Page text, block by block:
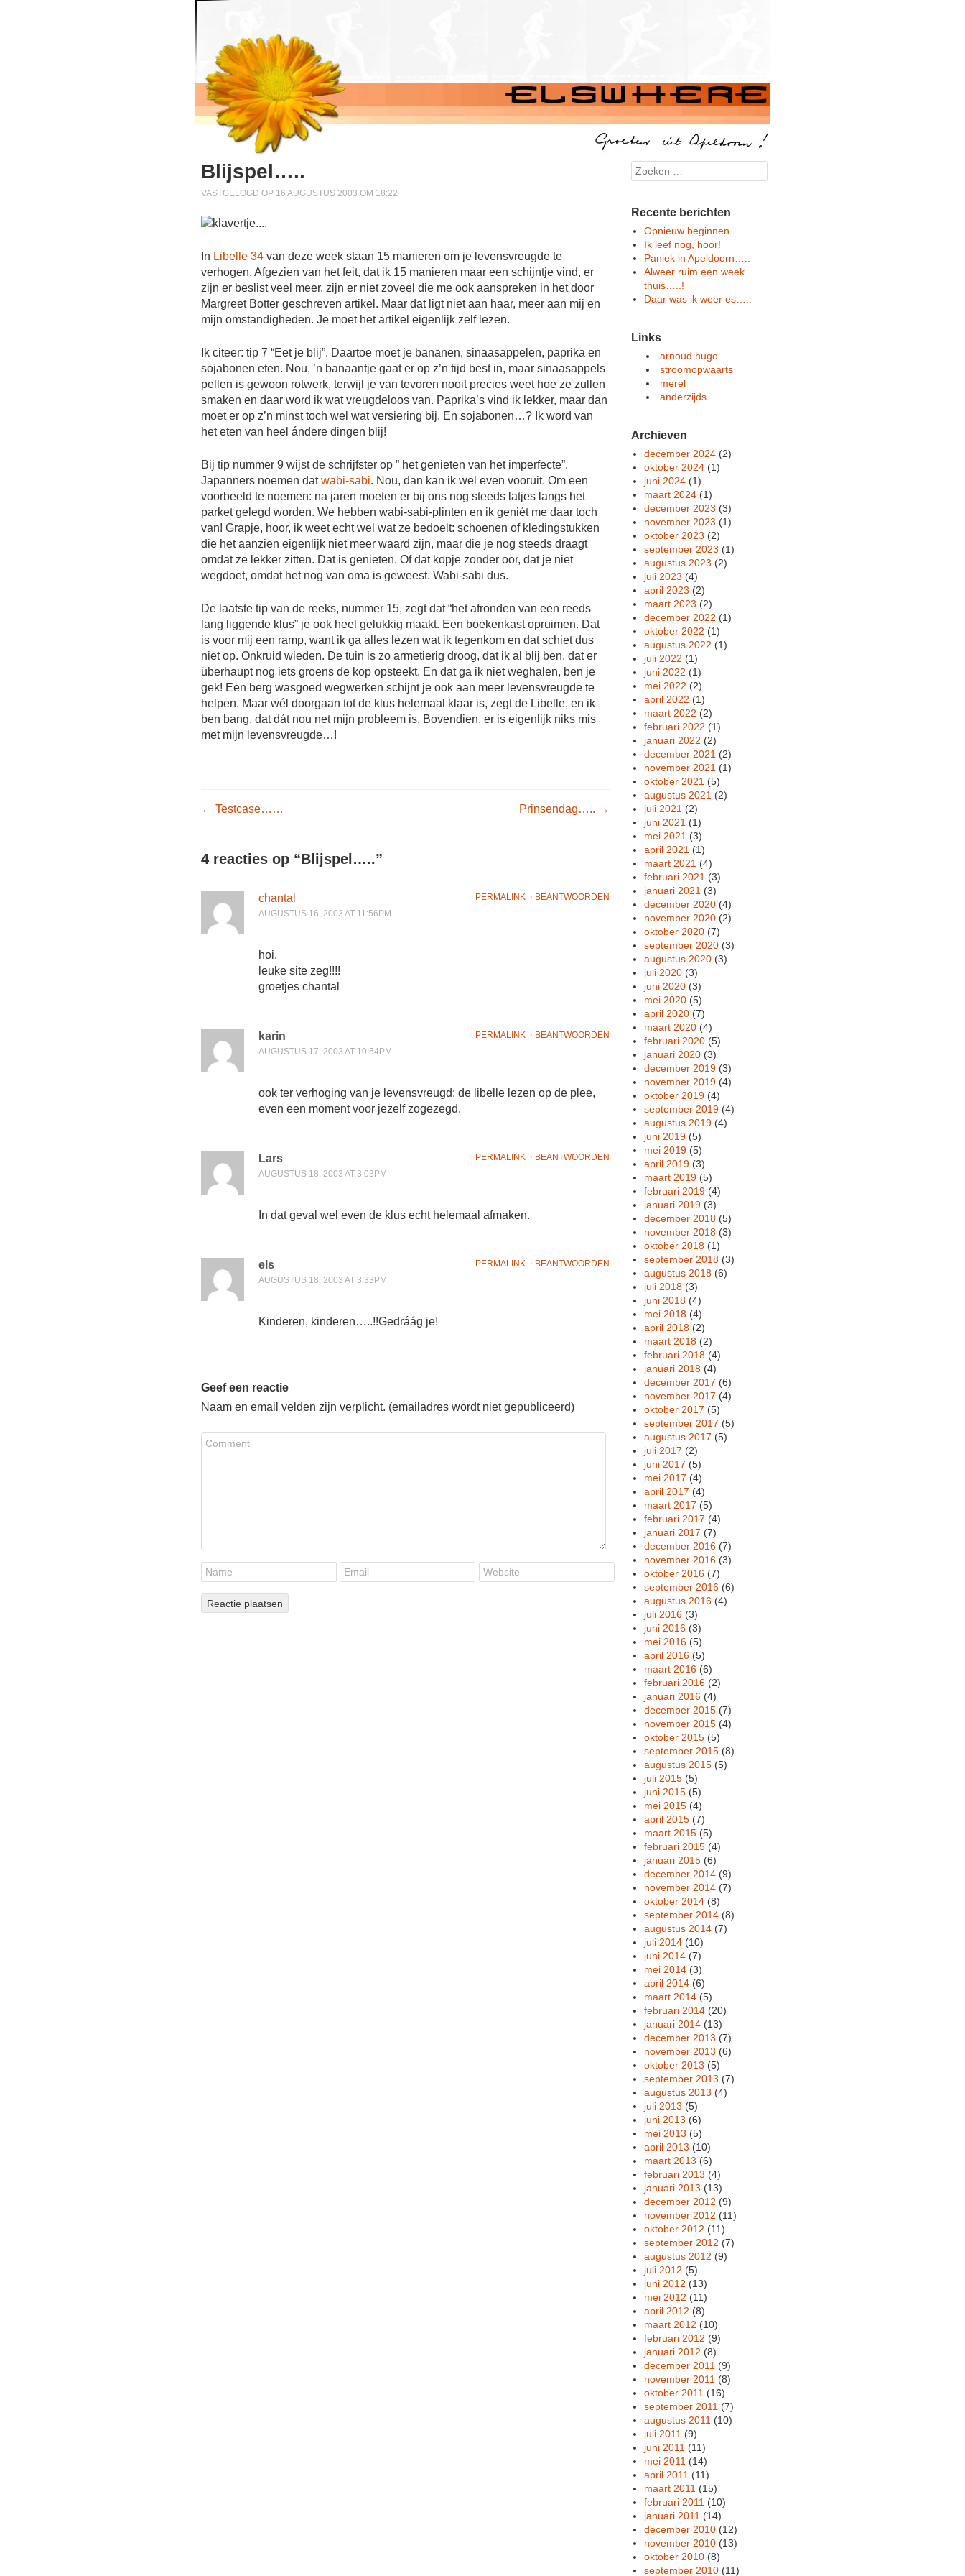
Blijspel…..
VASTGELOGD OP 16 AUGUSTUS 2003 OM 18:22
In Libelle 34 van deze week staan 15 manieren om je levensvreugde te
verhogen. Afgezien van het feit, dat ik 15 manieren maar een schijntje vind, er
zijn er beslist veel meer, zijn er niet zoveel die me ook aanspreken in het door
Margreet Botter geschreven artikel. Maar dat ligt niet aan haar, meer aan mij en
mijn omstandigheden. Je moet het artikel eigenlijk zelf lezen.
Ik citeer: tip 7 “Eet je blij”. Daartoe moet je bananen, sinaasappelen, paprika en
sojabonen eten. Nou, ’n banaantje gaat er op z’n tijd best in, maar sinaasappels
pellen is gewoon rotwerk, terwijl je van tevoren nooit precies weet hoe ze zullen
smaken en daar word ik wat vreugdeloos van. Paprika’s vind ik lekker, maar dan
moet er op z’n minst toch wel wat versiering bij. En sojabonen…? Ik word van
het eten van heel ándere dingen blij!
Bij tip nummer 9 wijst de schrijfster op ” het genieten van het imperfecte”.
Japanners noemen datwabi-sabi. Nou, dan kan ik wel even vooruit. Om een
voorbeeld te noemen: na jaren moeten er bij ons nog steeds latjes langs het
parket gelegd worden. We hebben wabi-sabi-plinten en ik geniét me daar toch
van! Grapje, hoor, ik weet echt wel wat ze bedoelt: schoenen of kledingstukken
die het aanzien eigenlijk niet meer waard zijn, maar die je nog steeds draagt
omdat ze lekker zitten. Dat is genieten. Of dat kopje zonder oor, dat je niet
wegdoet, omdat het nog van oma is geweest. Wabi-sabi dus.
De laatste tip van de reeks, nummer 15, zegt dat “het afronden van een reeds
lang liggende klus” je ook heel gelukkig maakt. Een boekenkast opruimen. Dat
is voor mij een ramp, want ik ga alles lezen wat ik tegenkom en dat schiet dus
niet op. Onkruid wieden. De tuin is zo armetierig droog, dat ik al blij ben, dat er
überhaupt nog iets groens de kop opsteekt. En dat ga ik niet weghalen, ben je
gek! Een berg wasgoed wegwerken schijnt je ook aan meer levensvreugde te
helpen. Maar wél doorgaan tot de klus helemaal klaar is, zegt de Libelle, en ik
ben bang, dat dát nou net mijn probleem is. Bovendien, er is eigenlijk niks mis
met mijn levensvreugde…!
Post navigation
← Testcase…… Prinsendag….. →
4 reacties op “Blijspel…..”
PERMALINK ⋅ BEANTWOORDEN
chantal
AUGUSTUS 16, 2003 AT 11:56PM
hoi,
leuke site zeg!!!!
groetjes chantal
PERMALINK ⋅ BEANTWOORDEN
karin
AUGUSTUS 17, 2003 AT 10:54PM
ook ter verhoging van je levensvreugd: de libelle lezen op de plee,
even een moment voor jezelf zogezegd.
PERMALINK ⋅ BEANTWOORDEN
Lars
AUGUSTUS 18, 2003 AT 3:03PM
In dat geval wel even de klus echt helemaal afmaken.
PERMALINK ⋅ BEANTWOORDEN
els
AUGUSTUS 18, 2003 AT 3:33PM
Kinderen, kinderen…..!!Gedráág je!
Geef een reactie
Naam en email velden zijn verplicht. (emailadres wordt niet gepubliceerd)
Search
Recente berichten
Opnieuw beginnen…..
Ik leef nog, hoor!
Paniek in Apeldoorn…..
Alweer ruim een week
thuis…..!
Daar was ik weer es…..
Links
arnoud hugo
stroomopwaarts
merel
anderzijds
Archieven
december 2024 (2)
oktober 2024 (1)
juni 2024 (1)
maart 2024 (1)
december 2023 (3)
november 2023 (1)
oktober 2023 (2)
september 2023 (1)
augustus 2023 (2)
juli 2023 (4)
april 2023 (2)
maart 2023 (2)
december 2022 (1)
oktober 2022 (1)
augustus 2022 (1)
juli 2022 (1)
juni 2022 (1)
mei 2022 (2)
april 2022 (1)
maart 2022 (2)
februari 2022 (1)
januari 2022 (2)
december 2021 (2)
november 2021 (1)
oktober 2021 (5)
augustus 2021 (2)
juli 2021 (2)
juni 2021 (1)
mei 2021 (3)
april 2021 (1)
maart 2021 (4)
februari 2021 (3)
januari 2021 (3)
december 2020 (4)
november 2020 (2)
oktober 2020 (7)
september 2020 (3)
augustus 2020 (3)
juli 2020 (3)
juni 2020 (3)
mei 2020 (5)
april 2020 (7)
maart 2020 (4)
februari 2020 (5)
januari 2020 (3)
december 2019 (3)
november 2019 (4)
oktober 2019 (4)
september 2019 (4)
augustus 2019 (4)
juni 2019 (5)
mei 2019 (5)
april 2019 (3)
maart 2019 (5)
februari 2019 (4)
januari 2019 (3)
december 2018 (5)
november 2018 (3)
oktober 2018 (1)
september 2018 (3)
augustus 2018 (6)
juli 2018 (3)
juni 2018 (4)
mei 2018 (4)
april 2018 (2)
maart 2018 (2)
februari 2018 (4)
januari 2018 (4)
december 2017 (6)
november 2017 (4)
oktober 2017 (5)
september 2017 (5)
augustus 2017 (5)
juli 2017 (2)
juni 2017 (5)
mei 2017 (4)
april 2017 (4)
maart 2017 (5)
februari 2017 (4)
januari 2017 (7)
december 2016 (7)
november 2016 (3)
oktober 2016 (7)
september 2016 (6)
augustus 2016 (4)
juli 2016 (3)
juni 2016 (3)
mei 2016 (5)
april 2016 (5)
maart 2016 (6)
februari 2016 (2)
januari 2016 (4)
december 2015 (7)
november 2015 (4)
oktober 2015 (5)
september 2015 (8)
augustus 2015 (5)
juli 2015 (5)
juni 2015 (5)
mei 2015 (4)
april 2015 (7)
maart 2015 (5)
februari 2015 (4)
januari 2015 (6)
december 2014 (9)
november 2014 (7)
oktober 2014 (8)
september 2014 (8)
augustus 2014 (7)
juli 2014 (10)
juni 2014 (7)
mei 2014 (3)
april 2014 (6)
maart 2014 (5)
februari 2014 (20)
januari 2014 (13)
december 2013 (7)
november 2013 (6)
oktober 2013 (5)
september 2013 (7)
augustus 2013 (4)
juli 2013 (5)
juni 2013 (6)
mei 2013 (5)
april 2013 (10)
maart 2013 (6)
februari 2013 (4)
januari 2013 (13)
december 2012 (9)
november 2012 (11)
oktober 2012 (11)
september 2012 (7)
augustus 2012 (9)
juli 2012 (5)
juni 2012 (13)
mei 2012 (11)
april 2012 (8)
maart 2012 (10)
februari 2012 (9)
januari 2012 (8)
december 2011 (9)
november 2011 (8)
oktober 2011 (16)
september 2011 (7)
augustus 2011 (10)
juli 2011 (9)
juni 2011 (11)
mei 2011 (14)
april 2011 (11)
maart 2011 (15)
februari 2011 (10)
januari 2011 (14)
december 2010 (12)
november 2010 (13)
oktober 2010 (8)
september 2010 (11)